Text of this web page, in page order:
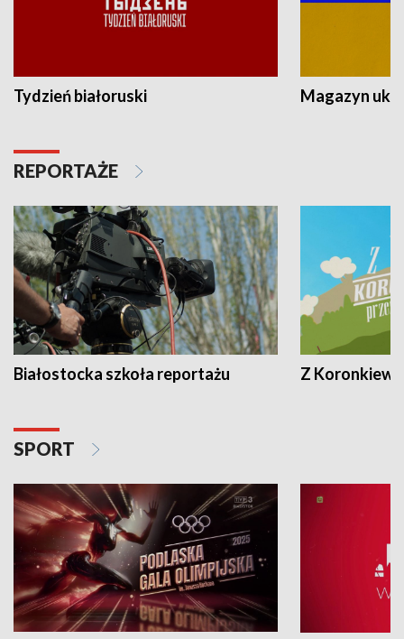
Tydzień białoruski Magazyn
REPORTAŻE
Białostocka szkoła reportażu Z
SPORT